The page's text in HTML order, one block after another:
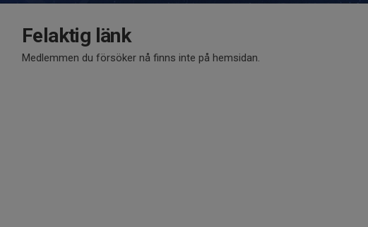
Felaktig länk
Medlemmen du försöker nå finns inte på hemsidan.